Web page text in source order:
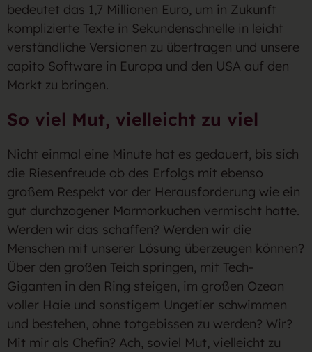
bedeutet das 1,7 Millionen Euro, um in Zukunft
komplizierte Texte in Sekundenschnelle in leicht
verständliche Versionen zu übertragen und unsere
capito Software in Europa und den USA auf den
Markt zu bringen.
So viel Mut, vielleicht zu viel
Nicht einmal eine Minute hat es gedauert, bis sich
die Riesenfreude ob des Erfolgs mit ebenso
großem Respekt vor der Herausforderung wie ein
gut durchzogener Marmorkuchen vermischt hatte.
Werden wir das schaffen? Werden wir die
Menschen mit unserer Lösung überzeugen können?
Über den großen Teich springen, mit Tech-
Giganten in den Ring steigen, im großen Ozean
voller Haie und sonstigem Ungetier schwimmen
und bestehen, ohne totgebissen zu werden? Wir?
Mit mir als Chefin? Ach, soviel Mut, vielleicht zu